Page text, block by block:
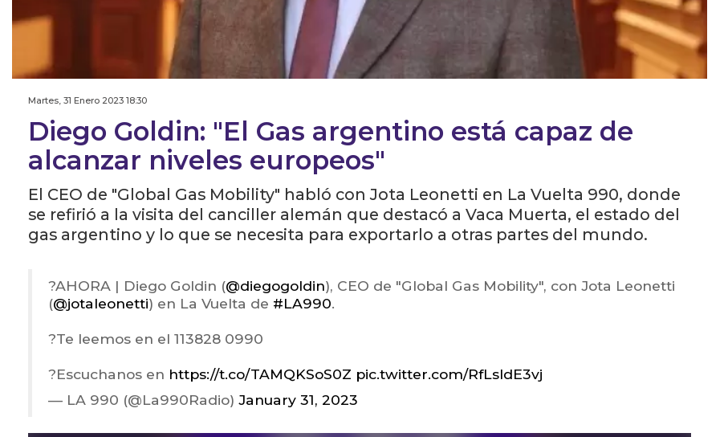
Martes, 31 Enero 2023 18:30
Diego Goldin: "El Gas argentino está capaz de
alcanzar niveles europeos"
El CEO de "Global Gas Mobility" habló con Jota Leonetti en La Vuelta 990, donde
se refirió a la visita del canciller alemán que destacó a Vaca Muerta, el estado del
gas argentino y lo que se necesita para exportarlo a otras partes del mundo.
?️AHORA | Diego Goldin (@diegogoldin), CEO de "Global Gas Mobility", con Jota Leonetti
(@jotaleonetti) en La Vuelta de #LA990.
?Te leemos en el 113828 0990
?Escuchanos en https://t.co/TAMQKSoS0Z pic.twitter.com/RfLsldE3vj
— LA 990 (@La990Radio) January 31, 2023